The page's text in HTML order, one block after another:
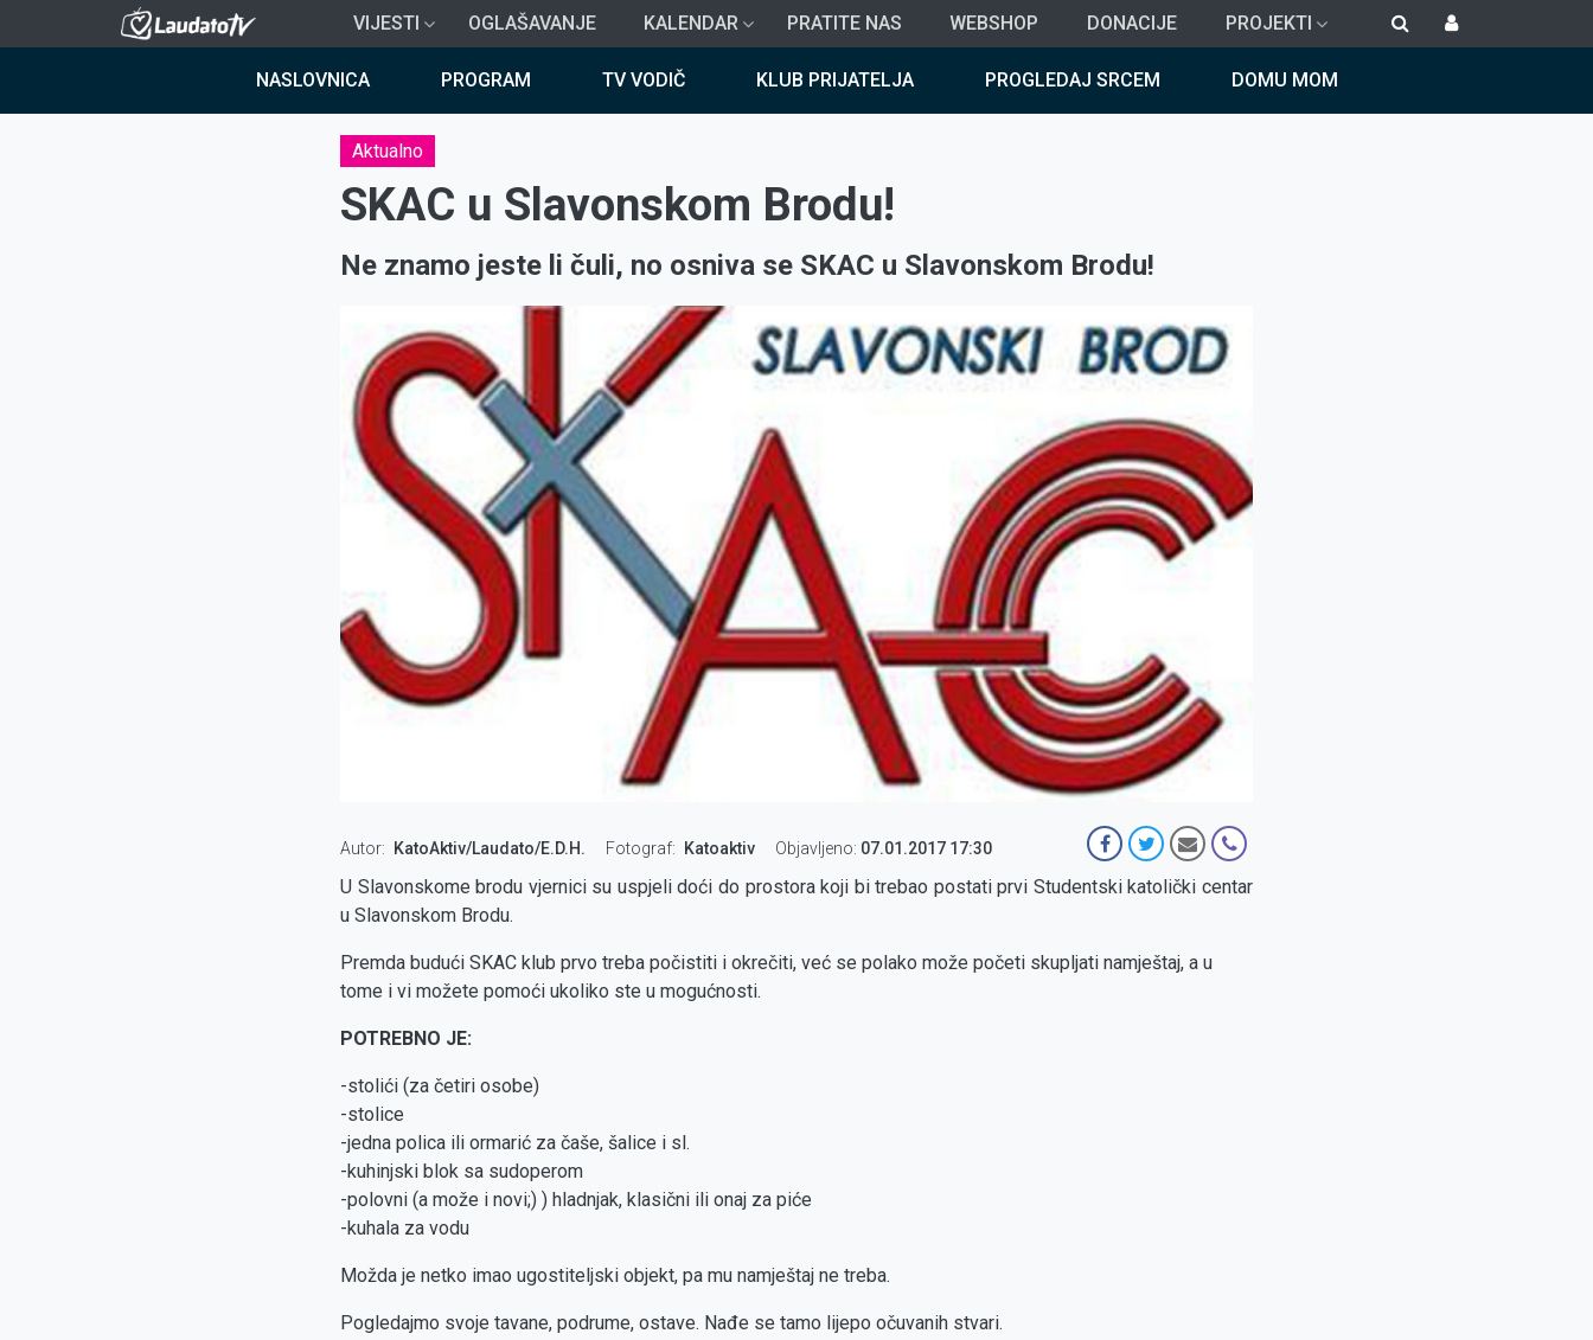
na
VIJESTI OGLAŠAVANJE KALENDAR PRATITE NAS WEBSHOP DONACIJE PROJEKTI
NASLOVNICA PROGRAM TV VODIČ KLUB PRIJATELJA PROGLEDAJ SRCEM DOMU MOM
Aktualno
SKAC u Slavonskom Brodu!
Ne znamo jeste li čuli, no osniva se SKAC u Slavonskom Brodu!
Autor KatoAktiv/Laudato/E.D.H. Fotograf Katoaktiv Objavljeno: 07.01.2017 17:30
U Slavonskome brodu vjernici su uspjeli doći do prostora koji bi trebao postati prvi Studentski katolički centar
u Slavonskom Brodu.
Premda budući SKAC klub prvo treba počistiti i okrečiti, već se polako može početi skupljati namještaj, a u
tome i vi možete pomoći ukoliko ste u mogućnosti.
POTREBNO JE:
-stolići (za četiri osobe)
-stolice
-jedna polica ili ormarić za čaše, šalice i sl.
-kuhinjski blok sa sudoperom
-polovni (a može i novi;) ) hladnjak, klasični ili onaj za piće
-kuhala za vodu
Možda je netko imao ugostiteljski objekt, pa mu namještaj ne treba.
Pogledajmo svoje tavane, podrume, ostave. Nađe se tamo lijepo očuvanih stvari.